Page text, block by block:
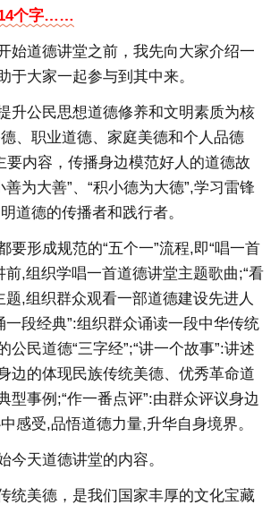
个字……
始道德讲堂之前，我先向大家介绍一
于大家一起参与到其中来。
升公民思想道德修养和文明素质为核
、职业道德、家庭美德和个人品德
要内容，传播身边模范好人的道德故
为大善”、“积小德为大德”,学习雷锋
道德的传播者和践行者。
要形成规范的“五个一”流程,即“唱一首
前,组织学唱一首道德讲堂主题歌曲;“看
题,组织群众观看一部道德建设先进人
一段经典”:组织群众诵读一段中华传统
公民道德“三字经”;“讲一个故事”:讲述
边的体现民族传统美德、优秀革命道
型事例;“作一番点评”:由群众评议身边
感受,品悟道德力量,升华自身境界。
今天道德讲堂的内容。
统美德，是我们国家丰厚的文化宝藏